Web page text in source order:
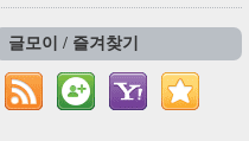
글모이 / 즐겨찾기